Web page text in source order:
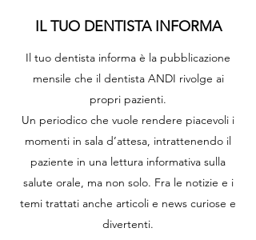
IL TUO DENTISTA INFORMA
Il tuo dentista informa è la pubblicazione
mensile che il dentista ANDI rivolge ai
propri pazienti.
Un periodico che vuole rendere piacevoli i
momenti in sala d’attesa, intrattenendo il
paziente in una lettura informativa sulla
salute orale, ma non solo. Fra le notizie e i
temi trattati anche articoli e news curiose e
divertenti.